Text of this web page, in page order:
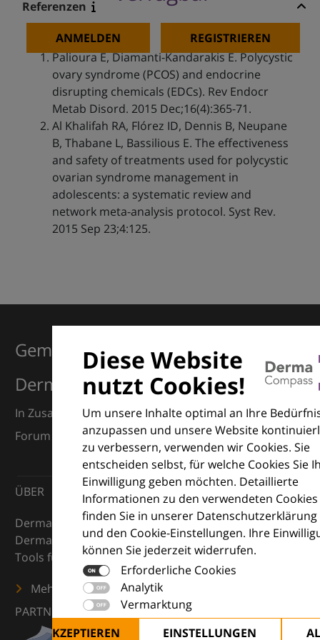
ANMELDEN REGISTRIEREN
Referenzen
Palioura E, Diamanti-Kandarakis E. Polycystic
ovary syndrome (PCOS) and endocrine
disrupting chemicals (EDCs). Rev Endocr
Metab Disord. 2015 Dec;16(4):365-71.
Al Khalifah RA, Flórez ID, Dennis B, Neupane
B, Thabane L, Bassilious E. The effectiveness
and safety of treatments used for polycystic
ovarian syndrome management in
adolescents: a systematic review and
network meta-analysis protocol. Syst Rev.
2015 Sep 23;4:125.
Diese Website
nutzt Cookies!
Um unsere Inhalte optimal an Ihre
anzupassen und unsere Website
zu verbessern, verwenden wir Cookies. Sie
entscheiden selbst, für welche Cookies Sie
Einwilligung geben möchten. Detaillierte
Informationen zu den verwendeten Cookies
finden Sie in unserer Datenschutzerklärung
und den Cookie-Einstellungen. Ihre
können Sie jederzeit widerrufen.
Erforderliche Cookies
Analytik
Vermarktung
ALLE AKZEPTIEREN
EINSTELLUNGEN
Gemeinsam für Exzellenz in der
Dermatologie
In Zusammenarbeit mit dem European Dermatology
Forum (EDF) und Euroderm Excellence
ÜBER
DermaCompass ist Ihr digitaler Kompass für die
Dermatologie – mit Wissen, Bildern und praktischen
Tools für den klinischen Alltag.
Mehr erfahren
PARTNER